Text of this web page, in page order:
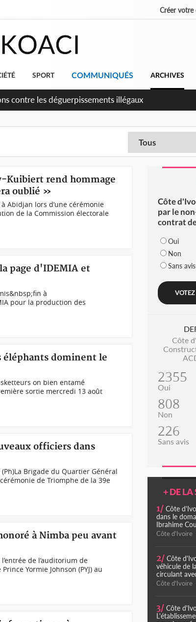
Créer votre
SPORT COMMUNIQUÉS ARCHIVES
Alassane Ouattara promet d'accélérer les
Kuibiert rend hommage
oublié »
Abidjan lors d’une cérémonie
de la Commission électorale
page d'IDEMIA et
à
pour la production des
éléphants dominent le
on bien entamé
sortie mercredi 13 août
officiers dans
Brigade du Quartier Général
de Triomphe de la 39e
à Nimba peu avant
de l’auditorium de
Yormie Johnson (PYJ) au
Côte
par le
contrat de
Oui
Non
Sans avis
Côte
2355
Oui
808
Non
226
Sans avis
+ DE
1/ Côte
dans le
Ibrahime
Côte d'Ivoire
2/ Côte
véhicule de
circulant
Côte d'Ivoire
3/ Côte